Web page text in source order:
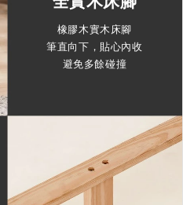
橡膠木實木床腳
筆直向下，貼心內收
避免多餘碰撞